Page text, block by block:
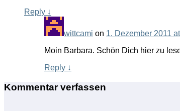
Reply ↓
wittcami on 1. Dezember 2011
Moin Barbara. Schön Dich hier zu
Reply ↓
Kommentar verfassen